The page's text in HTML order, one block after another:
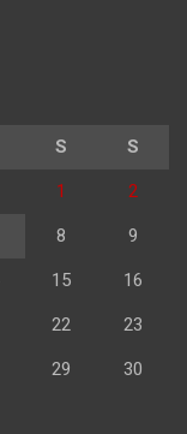
S S
1 2
8 9
15 16
22 23
29 30